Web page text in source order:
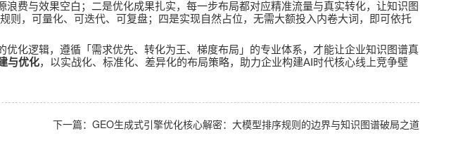
浪费与效果空白；二是优化成果扎实，每一步布局都对应精准流量与真实转化，让知识图
则，可量化、可迭代、可复盘；四是实现自然占位，无需大额投入内卷大词，即可依托
化逻辑，遵循「需求优先、转化为王、梯度布局」的专业体系，才能让企业知识图谱真
与优化，以实战化、标准化、差异化的布局策略，助力企业构建AI时代核心线上竞争壁
下一篇：GEO生成式引擎优化核心解密：大模型排序规则的边界与知识图谱破局之道